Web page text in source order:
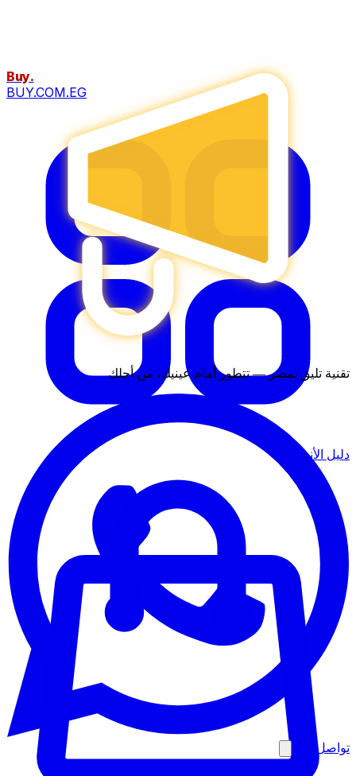
تقنية تليق بمصر — تتطور أمام عينيك، من أجلك
تواصل معنا
Buy.
BUY.COM.EG
دليل الأنشطة